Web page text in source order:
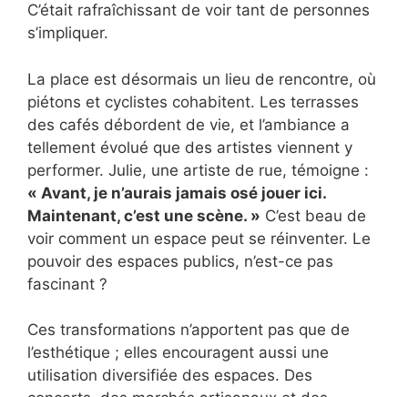
C’était rafraîchissant de voir tant de personnes
s’impliquer.
La place est désormais un lieu de rencontre, où
piétons et cyclistes cohabitent. Les terrasses
des cafés débordent de vie, et l’ambiance a
tellement évolué que des artistes viennent y
performer. Julie, une artiste de rue, témoigne :
« Avant, je n’aurais jamais osé jouer ici.
Maintenant, c’est une scène. » C’est beau de
voir comment un espace peut se réinventer. Le
pouvoir des espaces publics, n’est-ce pas
fascinant ?
Ces transformations n’apportent pas que de
l’esthétique ; elles encouragent aussi une
utilisation diversifiée des espaces. Des